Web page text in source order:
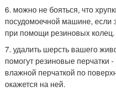
6. можно не бояться, что
посудомоечной машине, если
при помощи резиновых колец.
7. удалить шерсть вашего
помогут резиновые перчатки
влажной перчаткой по
окажется на ней.